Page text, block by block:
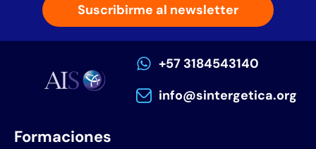
Suscribirme al newsletter
+57 3184543140
info@sintergetica.org
Formaciones